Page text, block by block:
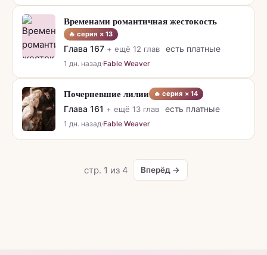
Временами романтичная жестокость
🔥 серия ×13
Глава 167 + ещё 12 глав есть платные
1 дн. назад·Fable Weaver
Почерневшие лилии 🔥 серия ×14
Глава 161 + ещё 13 глав есть платные
1 дн. назад·Fable Weaver
стр. 1 из 4 Вперёд →